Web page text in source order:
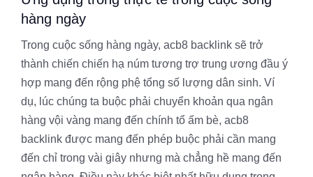
hàng ngày
Trong cuộc sống hàng ngày, acb8 backlink sẽ trở
thành chiến chiến hạ núm tương trợ trung ương đầu ý
hợp mang đến rộng phệ tổng số lượng dân sinh. Ví
dụ, lúc chúng ta buộc phải chuyển khoản qua ngân
hàng vội vàng mang đến chính tổ ấm bè, acb8
backlink được mang đến phép buộc phải cần mang
đến chỉ trong vài giây nhưng mà chẳng hề mang đến